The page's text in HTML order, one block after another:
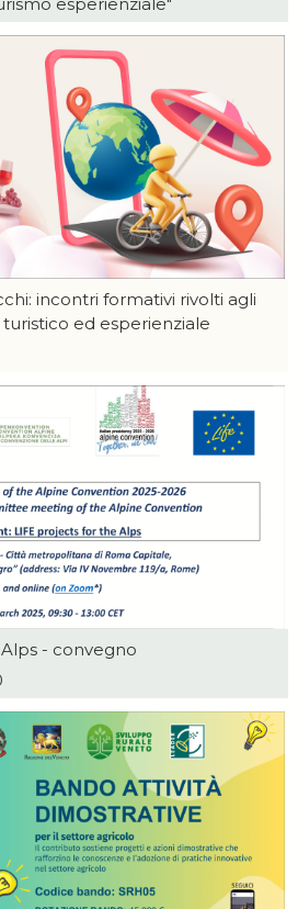
incontri formativi rivolti agli
ed esperienziale
- convegno